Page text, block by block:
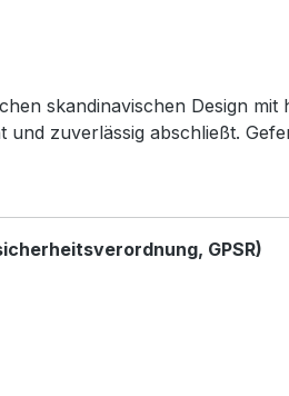
skandinavischen Design
zuverlässig abschließt.
GPSR)